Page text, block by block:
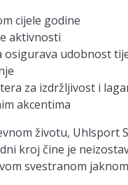
cijele godine
aktivnosti
osigurava udobnost
za izdržljivost i
akcentima
životu, Uhlsport
kroj čine je
svestranom